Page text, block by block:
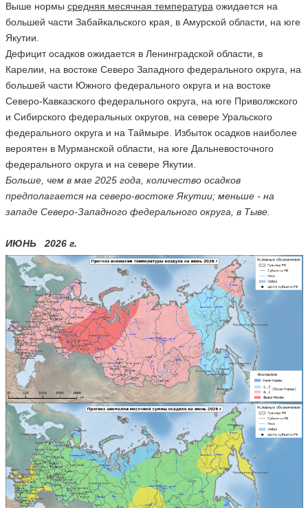
Выше нормы средняя месячная температура ожидается на
большей части Забайкальского края, в Амурской области, на юге
Якутии.
Дефицит осадков ожидается в Ленинградской области, в
Карелии, на востоке Северо Западного федерального округа, на
большей части Южного федерального округа и на востоке
Северо-Кавказского федерального округа, на юге Приволжского
и Сибирского федеральных округов, на севере Уральского
федерального округа и на Таймыре. Избыток осадков наиболее
вероятен в Мурманской области, на юге Дальневосточного
федерального округа и на севере Якутии.
Больше, чем в мае 2025 года, количество осадков
предполагается на северо-востоке Якутии; меньше - на
западе Северо-Западного федерального округа, в Тыве.
ИЮНЬ 2026 г.